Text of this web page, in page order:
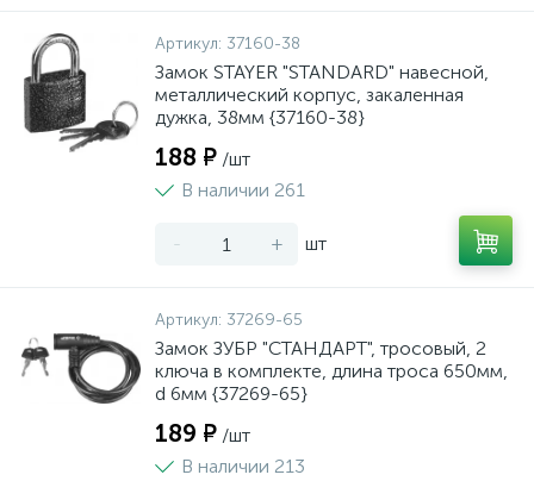
Артикул: 37160-38
Замок STAYER "STANDARD" навесной,
металлический корпус, закаленная
дужка, 38мм {37160-38}
188 ₽ /шт
В наличии 261
- + шт
Артикул: 37269-65
Замок ЗУБР "СТАНДАРТ", тросовый, 2
ключа в комплекте, длина троса 650мм,
d 6мм {37269-65}
189 ₽ /шт
В наличии 213